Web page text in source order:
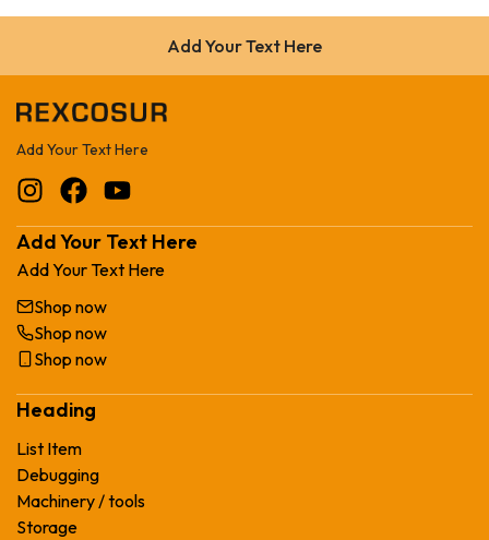
Salvador,
todo￼
he
varios
Add Your Text Here
Add Your Text Here
Add Your Text Here
Add Your Text Here
Shop now
Shop now
Shop now
Heading
List Item
Debugging
Machinery / tools
Storage